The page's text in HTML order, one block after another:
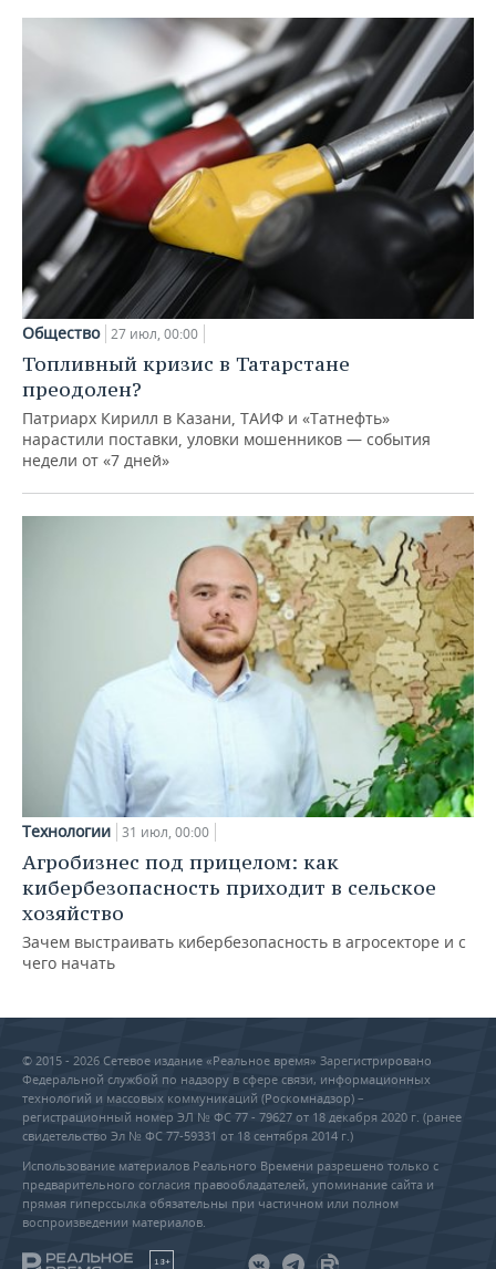
Общество 27 июл, 00:00
Топливный кризис в Татарстане
преодолен?
Патриарх Кирилл в Казани, ТАИФ и «Татнефть»
нарастили поставки, уловки мошенников — события
недели от «7 дней»
Технологии 31 июл, 00:00
Агробизнес под прицелом: как
кибербезопасность приходит в сельское
хозяйство
Зачем выстраивать кибербезопасность в агросекторе и с
чего начать
© 2015 - 2026 Сетевое издание «Реальное время» Зарегистрировано
Федеральной службой по надзору в сфере связи, информационных
технологий и массовых коммуникаций (Роскомнадзор) –
регистрационный номер ЭЛ № ФС 77 - 79627 от 18 декабря 2020 г. (ранее
свидетельство Эл № ФС 77-59331 от 18 сентября 2014 г.)
Использование материалов Реального Времени разрешено только с
предварительного согласия правообладателей, упоминание сайта и
прямая гиперссылка обязательны при частичном или полном
воспроизведении материалов.
18+